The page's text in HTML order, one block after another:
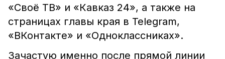
«Своё ТВ» и «Кавказ 24», а также на
страницах главы края в Telegram,
«ВКонтакте» и «Одноклассниках».
Зачастую именно после прямой линии